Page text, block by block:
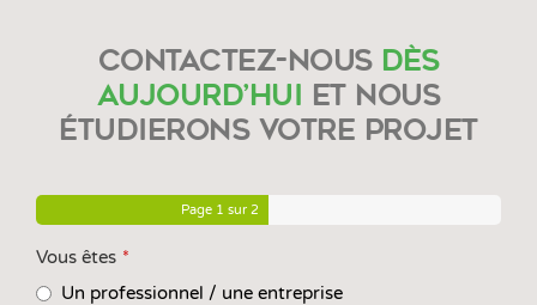
Contactez-nous dès
aujourd’hui et nous
étudierons votre projet
Page 1 sur 2
Vous êtes *
Un professionnel / une entreprise